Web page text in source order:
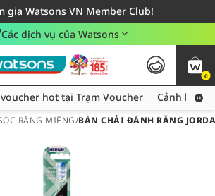
gia Watsons VN Member Club!
hàng cho đơn hàng từ 249,000Đ
24h - Áp dụng khu vực TP. Hồ Chí Minh
Các dịch vụ của Watsons
0
Thu thập thêm voucher hot tại Trạm Voucher
hot tại Trạm Voucher Cảnh báo
RĂNG MIỆNG/BÀN CHẢI ĐÁNH RĂNG